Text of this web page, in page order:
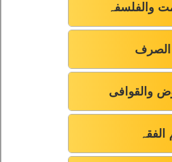
والفلسفہ
الصرف
والقوافی
الفقہ